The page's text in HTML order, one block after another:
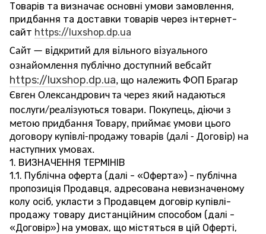
Товарів та визначає основні умови замовлення,
придбання та доставки товарів через інтернет-
сайт https://luxshop.dp.ua
Сайт — відкритий для вільного візуального
ознайомлення публічно доступний вебсайт
https://luxshop.dp.ua, що належить ФОП Брагар
Євген Олександрович та через який надаються
послуги/реалізуються товари. Покупець, діючи з
метою придбання Товару, приймає умови цього
договору купівлі-продажу товарів (далі - Договір) на
наступних умовах.
1. ВИЗНАЧЕННЯ ТЕРМІНІВ
1.1. Публічна оферта (далі - «Оферта») - публічна
пропозиція Продавця, адресована невизначеному
колу осіб, укласти з Продавцем договір купівлі-
продажу товару дистанційним способом (далі -
«Договір») на умовах, що містяться в цій Оферті,